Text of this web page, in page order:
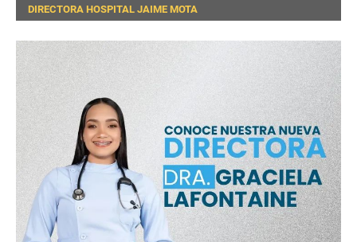
DIRECTORA HOSPITAL JAIME MOTA